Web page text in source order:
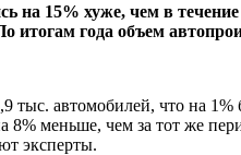
на 15% хуже, чем в
года объем
тыс. автомобилей, что на
меньше, чем за тот же
эксперты.